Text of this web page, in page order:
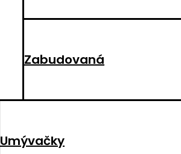
Zabudovaná
Umývačky